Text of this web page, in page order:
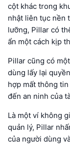
cột khác trong
nhật liên tục nền
lưỡng, Pillar có
ẩn một cách kịp
Pillar cũng có
dùng lấy lại
hợp mất thông
đến an ninh của
Là một ví không
quản lý, Pillar
của người dùng